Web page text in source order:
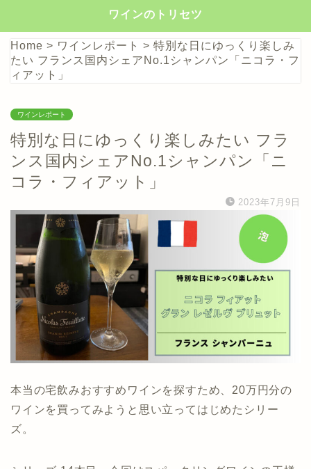
ワインのトリセツ
Home > ワインレポート > 特別な日にゆっくり楽しみ
たい フランス国内シェアNo.1シャンパン「ニコラ・フ
ィアット」
ワインレポート
特別な日にゆっくり楽しみたい フラ
ンス国内シェアNo.1シャンパン「ニ
コラ・フィアット」
2023年7月9日
本当の宅飲みおすすめワインを探すため、20万円分の
ワインを買ってみようと思い立ってはじめたシリー
ズ。